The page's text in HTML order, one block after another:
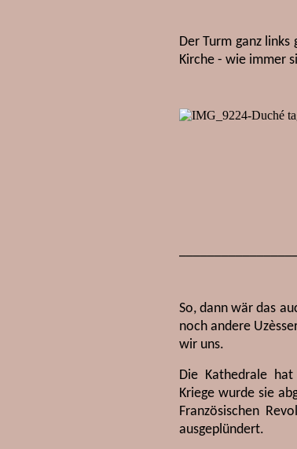
Der Turm ganz
Kirche - wie immer
So, dann wär das
noch andere
wir uns.
Die Kathedrale
Kriege wurde sie
Französischen
ausgeplündert.